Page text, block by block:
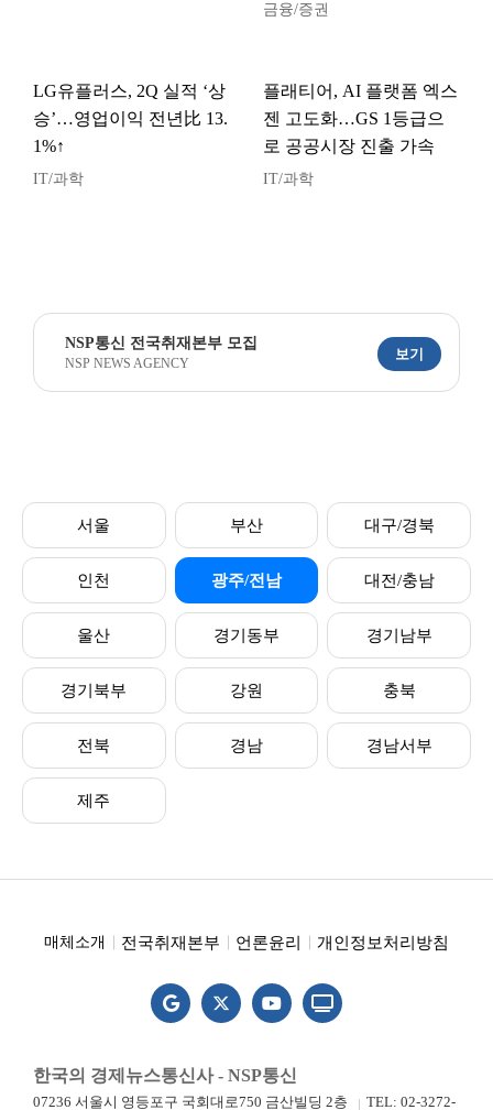
금융/증권
LG유플러스, 2Q 실적 ‘상
승’…영업이익 전년比 13.
1%↑
IT/과학
플래티어, AI 플랫폼 엑스
젠 고도화…GS 1등급으
로 공공시장 진출 가속
IT/과학
NSP통신 전국취재본부 모집
NSP NEWS AGENCY
보기
서울 부산 대구/경북
인천 광주/전남 대전/충남
울산 경기동부 경기남부
경기북부 강원 충북
전북 경남 경남서부
제주
매체소개 전국취재본부 언론윤리 개인정보처리방침
한국의 경제뉴스통신사 - NSP통신
07236 서울시 영등포구 국회대로750 금산빌딩 2층 TEL: 02-3272-